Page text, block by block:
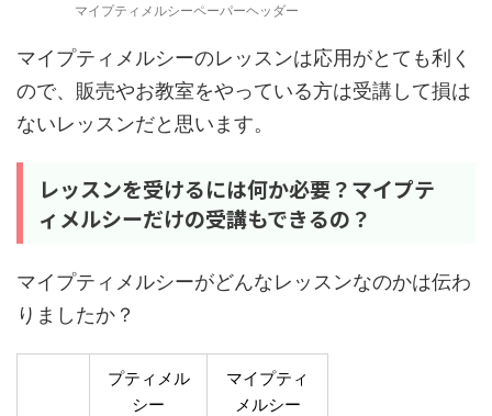
マイプティメルシーペーパーヘッダー
マイプティメルシーのレッスンは応用がとても利く
ので、販売やお教室をやっている方は受講して損は
ないレッスンだと思います。
レッスンを受けるには何か必要？マイプテ
ィメルシーだけの受講もできるの？
マイプティメルシーがどんなレッスンなのかは伝わ
りましたか？
プティメル
シー
マイプティ
メルシー